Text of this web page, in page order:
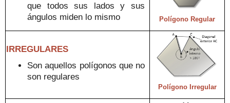
que todos sus lados y sus
ángulos miden lo mismo Polígono Regular
IRREGULARES
Son aquellos polígonos que no
son regulares
Polígono Irregular